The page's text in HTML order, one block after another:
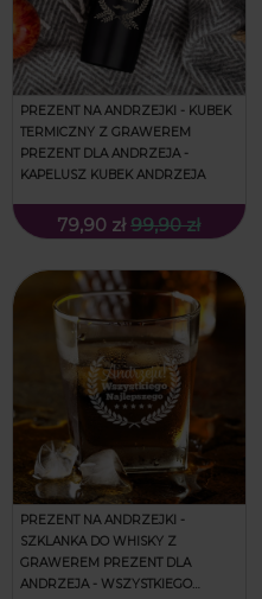
PREZENT NA ANDRZEJKI - KUBEK
TERMICZNY Z GRAWEREM
PREZENT DLA ANDRZEJA -
KAPELUSZ KUBEK ANDRZEJA
79,90 zł 99,90 zł
PREZENT NA ANDRZEJKI -
SZKLANKA DO WHISKY Z
GRAWEREM PREZENT DLA
ANDRZEJA - WSZYSTKIEGO